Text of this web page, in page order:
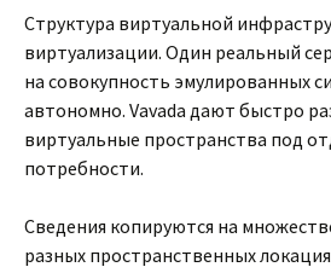
Структура виртуальной
виртуализации. Один реальный
на совокупность эмулированных
автономно. Vavada дают быстро
виртуальные пространства под
потребности.
Сведения копируются на
разных пространственных